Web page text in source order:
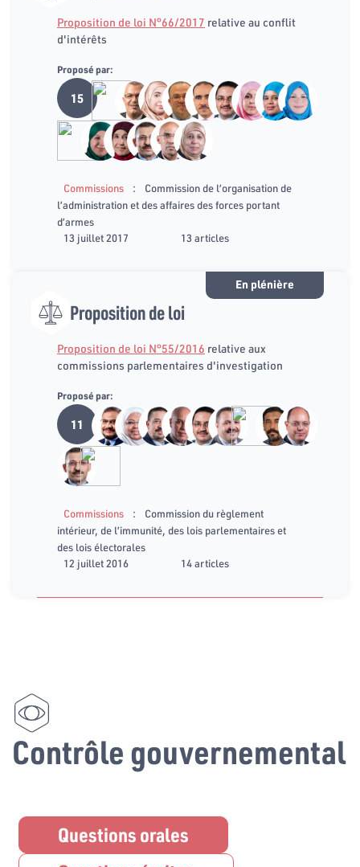
Proposition de loi N°66/2017 relative au conflit
d'intérêts
Proposé par:
15
Commissions :
Commission de l’organisation de
l’administration et des affaires des forces portant
d’armes
13 juillet 2017
13 articles
En plénière
Proposition de loi
Proposition de loi N°55/2016 relative aux
commissions parlementaires d'investigation
Proposé par:
11
Commissions :
Commission du règlement
intérieur, de l’immunité, des lois parlementaires et
des lois électorales
12 juillet 2016
14 articles
Contrôle gouvernemental
Questions orales